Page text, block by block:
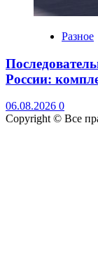
Разное
России:
06.08.2026 0
Copyright © Все